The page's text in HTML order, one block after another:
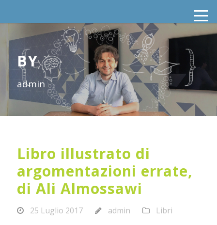
BY
admin
Libro illustrato di
argomentazioni errate,
di Ali Almossawi
25 Luglio 2017 admin Libri